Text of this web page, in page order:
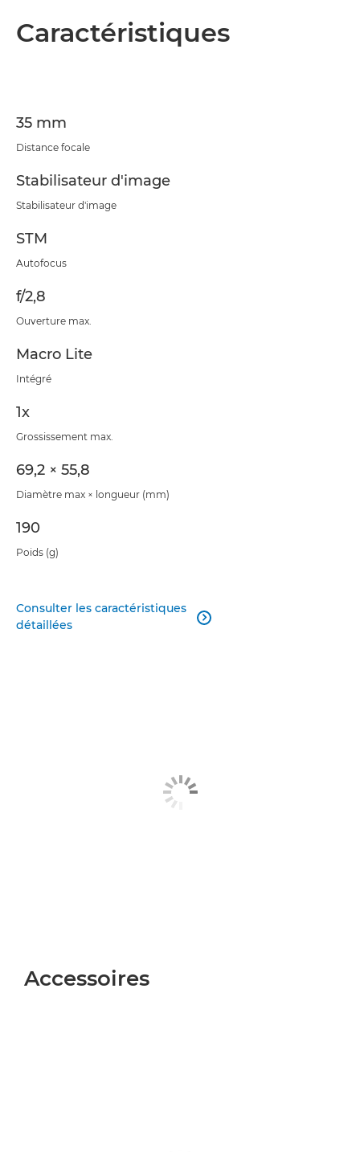
Caractéristiques
35 mm
Distance focale
Stabilisateur d'image
Stabilisateur d'image
STM
Autofocus
f/2,8
Ouverture max.
Macro Lite
Intégré
1x
Grossissement max.
69,2 × 55,8
Diamètre max × longueur (mm)
190
Poids (g)
Consulter les caractéristiques
détaillées

Accessoires